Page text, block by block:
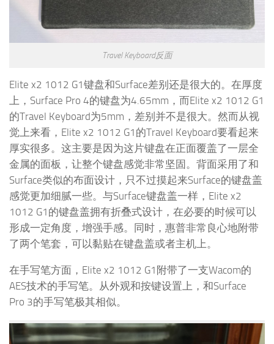
Travel Keyboard反面
Elite x2 1012 G1键盘和Surface差别还是很大的。在厚度
上，Surface Pro 4的键盘为4.65mm，而Elite x2 1012 G1
的Travel Keyboard为5mm，差别并不是很大。然而从视
觉上来看，Elite x2 1012 G1的Travel Keyboard要看起来
厚实很多。这主要是因为这片键盘在正面覆盖了一层全
金属的面板，让整个键盘感觉非常坚固。背面采用了和
Surface类似的布面设计，只不过摸起来Surface的键盘盖
感觉更加细腻一些。与Surface键盘盖一样，Elite x2
1012 G1的键盘盖拥有折叠式设计，在必要的时候可以
形成一定角度，增强手感。同时，惠普非常良心地附带
了两个笔套，可以黏贴在键盘盖或者主机上。
在手写笔方面，Elite x2 1012 G1附带了一支Wacom的
AES技术的手写笔。从外观和按键设置上，和Surface
Pro 3的手写笔极其相似。